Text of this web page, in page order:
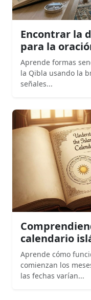
Encontrar la
para la
Aprende formas
la Qibla usando la
señales...
calendario
Aprende cómo
comienzan los
las fechas varían...